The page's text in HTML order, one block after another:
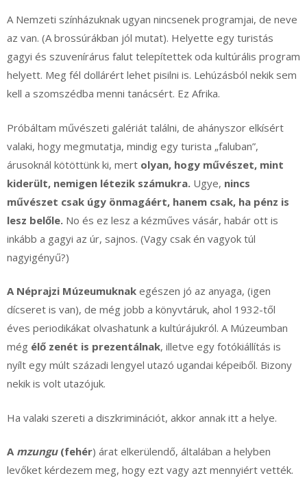
A Nemzeti színházuknak ugyan nincsenek programjai, de neve
az van. (A brossúrákban jól mutat). Helyette egy turistás
gagyi és szuvenírárus falut telepítettek oda kultúrális program
helyett. Meg fél dollárért lehet pisilni is. Lehúzásból nekik sem
kell a szomszédba menni tanácsért. Ez Afrika.
Próbáltam művészeti galériát találni, de ahányszor elkísért
valaki, hogy megmutatja, mindig egy turista „faluban”,
árusoknál kötöttünk ki, mert olyan, hogy művészet, mint
kiderült, nemigen létezik számukra. Ugye, nincs
művészet csak úgy önmagáért, hanem csak, ha pénz is
lesz belőle. No és ez lesz a kézműves vásár, habár ott is
inkább a gagyi az úr, sajnos. (Vagy csak én vagyok túl
nagyigényű?)
A Néprajzi Múzeumuknak egészen jó az anyaga, (igen
dícseret is van), de még jobb a könyvtáruk, ahol 1932-től
éves periodikákat olvashatunk a kultúrájukról. A Múzeumban
még élő zenét is prezentálnak, illetve egy fotókiállítás is
nyílt egy múlt századi lengyel utazó ugandai képeiből. Bizony
nekik is volt utazójuk.
Ha valaki szereti a diszkriminációt, akkor annak itt a helye.
A mzungu(fehér) árat elkerülendő, általában a helyben
levőket kérdezem meg, hogy ezt vagy azt mennyiért vették.